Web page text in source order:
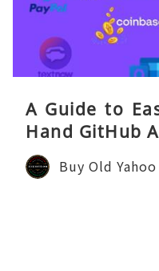
A Guide to
Hand GitHub
Buy Old